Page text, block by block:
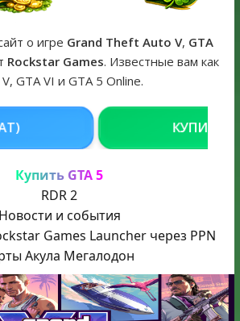
обложка игры и Предзаказ Grand Theft
о игре Grand Theft Auto V, GTA
Rockstar Games. Известные вам как
GTA VI и GTA 5 Online.
НА PC
Купить GTA 5
RDR 2
Новости и события
Games Launcher через PPN
Акула Мегалодон